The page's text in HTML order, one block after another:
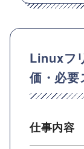
Linuxフ
価・必要
仕事内容